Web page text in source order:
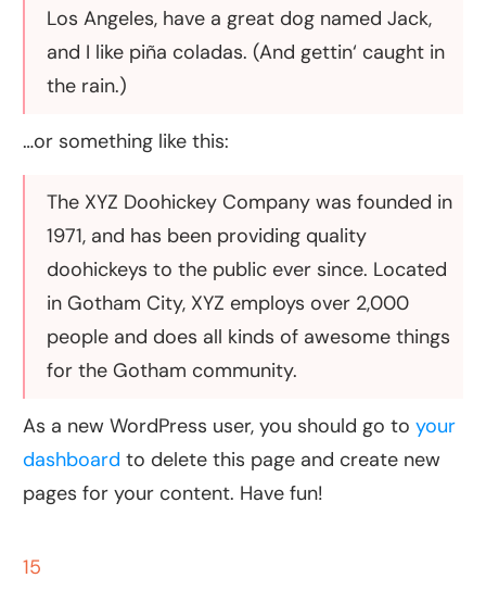
Los Angeles, have a great dog named Jack,
and I like piña coladas. (And gettin‘ caught in
the rain.)
…or something like this:
The XYZ Doohickey Company was founded in
1971, and has been providing quality
doohickeys to the public ever since. Located
in Gotham City, XYZ employs over 2,000
people and does all kinds of awesome things
for the Gotham community.
As a new WordPress user, you should go to your
dashboard to delete this page and create new
pages for your content. Have fun!
15